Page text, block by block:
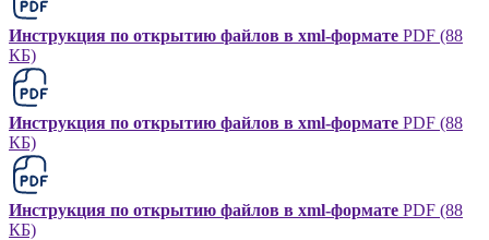
Инструкция по открытию файлов в xml-формате PDF (88
КБ)
Инструкция по открытию файлов в xml-формате PDF (88
КБ)
Инструкция по открытию файлов в xml-формате PDF (88
КБ)